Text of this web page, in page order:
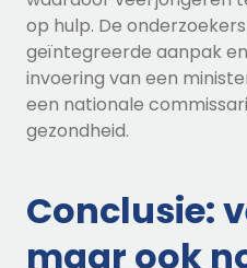
op hulp. De
geïntegreerde aanpak
invoering van een
een nationale
gezondheid.
Conclusie:
maar ook